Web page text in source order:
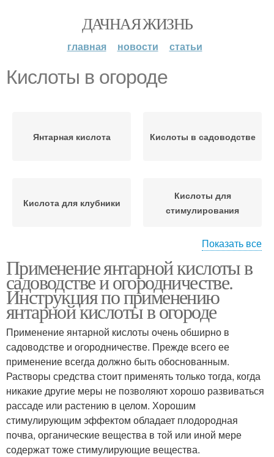
ДАЧНАЯ ЖИЗНЬ
главная новости статьи
Кислоты в огороде
Янтарная кислота Кислоты в садоводстве
Кислота для клубники
Кислоты для
стимулирования
стимуляции
Кислоты на конкретных
культурах
Кислота для растений Кислоты для растений
Кислота для комнатных
растений
Кислота для орхидей
Показать все
Применение янтарной кислоты в
садоводстве и огородничестве.
Инструкция по применению
янтарной кислоты в огороде
Применение янтарной кислоты очень обширно в
садоводстве и огородничестве. Прежде всего ее
применение всегда должно быть обоснованным.
Растворы средства стоит применять только тогда, когда
никакие другие меры не позволяют хорошо развиваться
рассаде или растению в целом. Хорошим
стимулирующим эффектом обладает плодородная
почва, органические вещества в той или иной мере
содержат тоже стимулирующие вещества.